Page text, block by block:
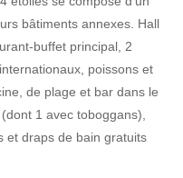
bâtiments annexes. Hall
buffet principal, 2
poissons et
de plage et bar dans le
1 avec toboggans),
et draps de bain gratuits